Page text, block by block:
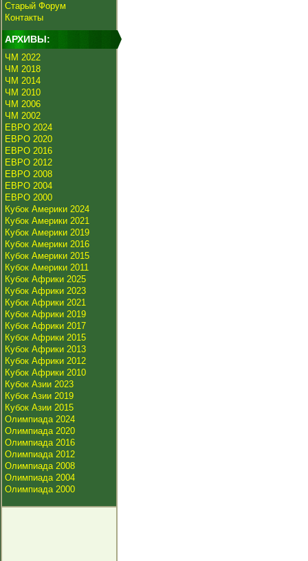
Старый Форум
Контакты
АРХИВЫ:
ЧМ 2022
ЧМ 2018
ЧМ 2014
ЧМ 2010
ЧМ 2006
ЧМ 2002
ЕВРО 2024
ЕВРО 2020
ЕВРО 2016
ЕВРО 2012
ЕВРО 2008
ЕВРО 2004
ЕВРО 2000
Кубок Америки 2024
Кубок Америки 2021
Кубок Америки 2019
Кубок Америки 2016
Кубок Америки 2015
Кубок Америки 2011
Кубок Африки 2025
Кубок Африки 2023
Кубок Африки 2021
Кубок Африки 2019
Кубок Африки 2017
Кубок Африки 2015
Кубок Африки 2013
Кубок Африки 2012
Кубок Африки 2010
Кубок Азии 2023
Кубок Азии 2019
Кубок Азии 2015
Олимпиада 2024
Олимпиада 2020
Олимпиада 2016
Олимпиада 2012
Олимпиада 2008
Олимпиада 2004
Олимпиада 2000